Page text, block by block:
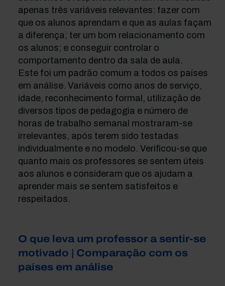
apenas três variáveis relevantes: fazer com
que os alunos aprendam e que as aulas façam
a diferença; ter um bom relacionamento com
os alunos; e conseguir controlar o
comportamento dentro da sala de aula.
Este foi um padrão comum a todos os países
em análise. Variáveis como anos de serviço,
idade, reconhecimento formal, utilização de
diversos tipos de pedagogia e número de
horas de trabalho semanal mostraram-se
irrelevantes, após terem sido testadas
individualmente e no modelo. Verificou-se que
quanto mais os professores se sentem úteis
aos alunos e consideram que os ajudam a
aprender mais se sentem satisfeitos e
respeitados.
O que leva um professor a sentir-se
motivado | Comparação com os
países em análise